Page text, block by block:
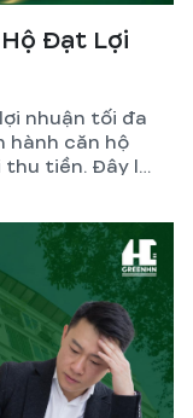
Hộ Đạt Lợi
nhuận tối đa
hành căn hộ
thu tiền. Đây là
vững.